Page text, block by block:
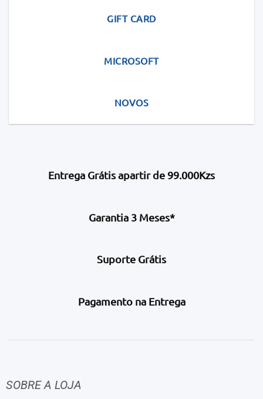
GIFT CARD
MICROSOFT
NOVOS
Entrega Grátis apartir de 99.000Kzs
Garantia 3 Meses*
Suporte Grátis
Pagamento na Entrega
SOBRE A LOJA